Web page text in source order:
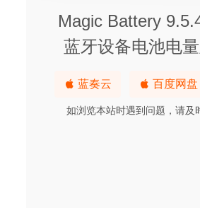
Magic Battery
蓝牙设备电池电
蓝奏云 百度网盘
如浏览本站时遇到问题，请及
Rectangle Pro 3.8.2- 超强窗口管理神
SSH Config Editor Pro 2.6.11 – 非常
Keep It 1.8.6 – 功能强大的Mac笔记应
Dark Reader for Safari 1.3.3 for